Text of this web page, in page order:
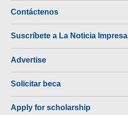
Contáctenos
Suscríbete a La Noticia Impresa
Advertise
Solicitar beca
Apply for scholarship